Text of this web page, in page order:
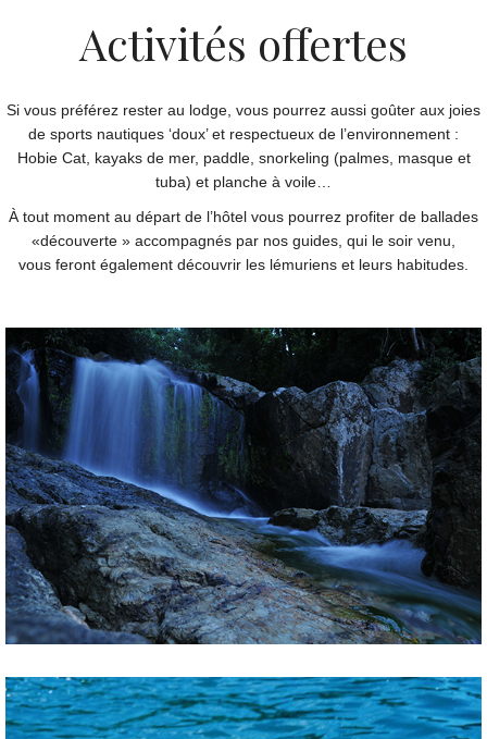
Activités offertes
Si vous préférez rester au lodge, vous pourrez aussi goûter aux joies
de sports nautiques ‘doux’ et respectueux de l’environnement :
Hobie Cat, kayaks de mer, paddle, snorkeling (palmes, masque et
tuba) et planche à voile…
À tout moment au départ de l’hôtel vous pourrez profiter de ballades
«découverte » accompagnés par nos guides, qui le soir venu,
vous feront également découvrir les lémuriens et leurs habitudes.